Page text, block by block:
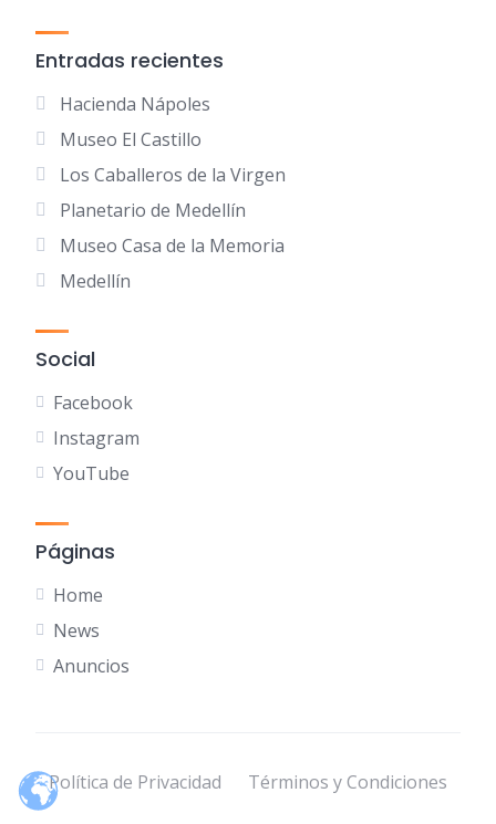
Entradas recientes
Hacienda Nápoles
Museo El Castillo
Los Caballeros de la Virgen
Planetario de Medellín
Museo Casa de la Memoria
Medellín
Social
Facebook
Instagram
YouTube
Páginas
Home
News
Anuncios
Política de Privacidad Términos y Condiciones